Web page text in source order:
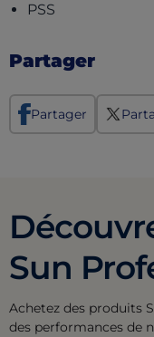
PSS
Partager
Partager
Sun
Achetez des produits
des performances de